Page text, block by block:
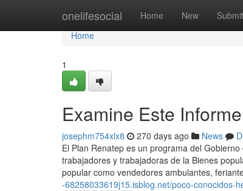
onelifesocial Home New Submit
Home
Home
1
Examine Este
josephm754xlx8 270 days ago News
El Plan Renatep es un programa del
trabajadores y trabajadoras de la Bienes
popular como vendedores ambulantes,
-68258033619j15.isblog.net/poco-conocidos-